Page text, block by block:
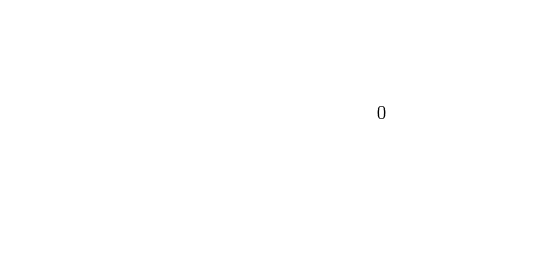
0